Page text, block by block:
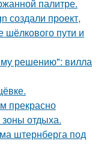
палитре.
создали проект,
шёлкового пути и
решению": вилла
прекрасно
зоны отдыха.
штернберга под